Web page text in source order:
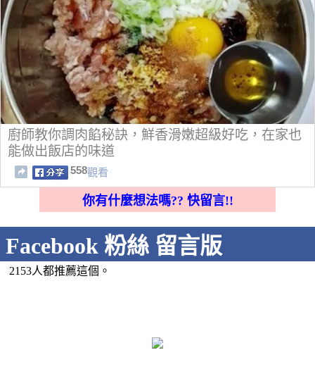
廚師教你調肉餡秘訣，鮮香滑嫩超級好吃，在家也
能做出飯店的味道
558觀看
你有什麼想法嗎?? 快留言!!
Facebook 粉絲 留言版
2153人都推薦這個。